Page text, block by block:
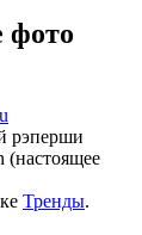
фото
рэперши
Тренды.